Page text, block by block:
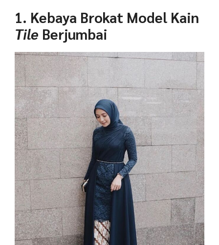
1. Kebaya Brokat Model Kain
Tile Berjumbai